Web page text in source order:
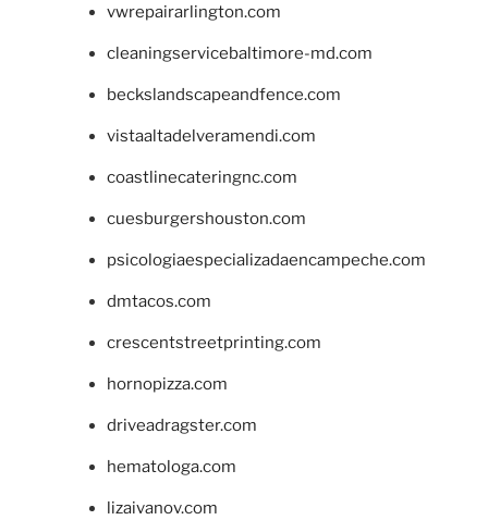
vwrepairarlington.com
cleaningservicebaltimore-md.com
beckslandscapeandfence.com
vistaaltadelveramendi.com
coastlinecateringnc.com
cuesburgershouston.com
psicologiaespecializadaencampeche.com
dmtacos.com
crescentstreetprinting.com
hornopizza.com
driveadragster.com
hematologa.com
lizaivanov.com